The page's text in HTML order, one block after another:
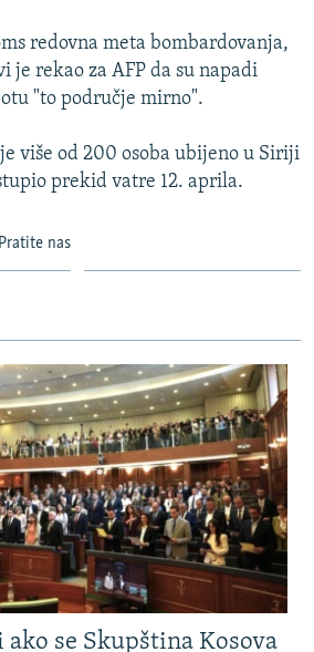
redovna meta bombardovanja,
je rekao za AFP da su napadi
"to područje mirno".
više od 200 osoba ubijeno u Siriji
prekid vatre 12. aprila.
Pratite nas
ako se Skupština Kosova